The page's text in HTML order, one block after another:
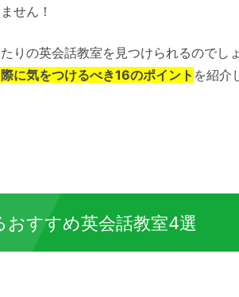
せん！
りの英会話教室を見つけられるのでし
に気をつけるべき16のポイント を紹介
おすすめ英会話教室4選